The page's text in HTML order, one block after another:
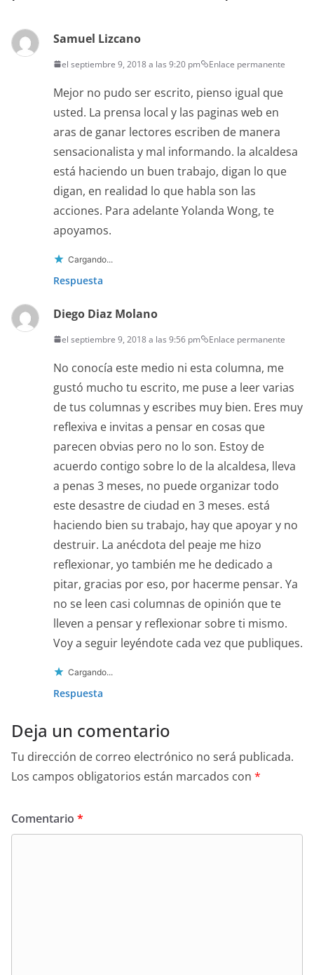
Samuel Lizcano
el septiembre 9, 2018 a las 9:20 pm Enlace permanente
Mejor no pudo ser escrito, pienso igual que
usted. La prensa local y las paginas web en
aras de ganar lectores escriben de manera
sensacionalista y mal informando. la alcaldesa
está haciendo un buen trabajo, digan lo que
digan, en realidad lo que habla son las
acciones. Para adelante Yolanda Wong, te
apoyamos.
Cargando...
Respuesta
Diego Diaz Molano
el septiembre 9, 2018 a las 9:56 pm Enlace permanente
No conocía este medio ni esta columna, me
gustó mucho tu escrito, me puse a leer varias
de tus columnas y escribes muy bien. Eres muy
reflexiva e invitas a pensar en cosas que
parecen obvias pero no lo son. Estoy de
acuerdo contigo sobre lo de la alcaldesa, lleva
a penas 3 meses, no puede organizar todo
este desastre de ciudad en 3 meses. está
haciendo bien su trabajo, hay que apoyar y no
destruir. La anécdota del peaje me hizo
reflexionar, yo también me he dedicado a
pitar, gracias por eso, por hacerme pensar. Ya
no se leen casi columnas de opinión que te
lleven a pensar y reflexionar sobre ti mismo.
Voy a seguir leyéndote cada vez que publiques.
Cargando...
Respuesta
Deja un comentario
Tu dirección de correo electrónico no será publicada.
Los campos obligatorios están marcados con *
Comentario *